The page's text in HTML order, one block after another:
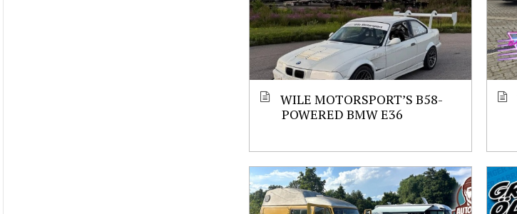
WILE MOTORSPORT’S B58-
POWERED BMW E36